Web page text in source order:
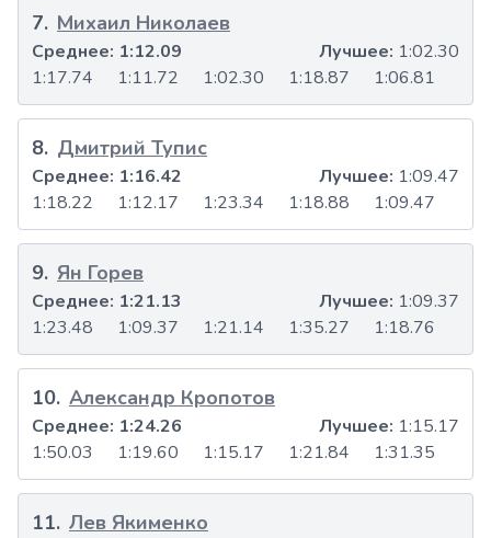
7. Михаил Николаев
1:17.74 1:11.72 1:02.30 1:18.87 1:06.81
Среднее: 1:12.09 Лучшее: 1:02.30
8. Дмитрий Тупис
1:18.22 1:12.17 1:23.34 1:18.88 1:09.47
Среднее: 1:16.42 Лучшее: 1:09.47
9. Ян Горев
1:23.48 1:09.37 1:21.14 1:35.27 1:18.76
Среднее: 1:21.13 Лучшее: 1:09.37
10. Александр Кропотов
1:50.03 1:19.60 1:15.17 1:21.84 1:31.35
Среднее: 1:24.26 Лучшее: 1:15.17
11. Лев Якименко